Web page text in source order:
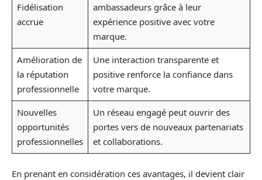
Fidélisation
accrue
ambassadeurs grâce à leur
expérience positive avec votre
marque.
Amélioration de
la réputation
professionnelle
Une interaction transparente et
positive renforce la confiance dans
votre marque.
Nouvelles
opportunités
professionnelles
Un réseau engagé peut ouvrir des
portes vers de nouveaux partenariats
et collaborations.
En prenant en considération ces avantages, il devient clair